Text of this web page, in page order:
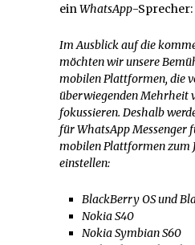
einWhatsApp-Sprecher:
Im Ausblick auf die
möchten wir unsere
mobilen Plattformen, die
überwiegenden Mehrheit
fokussieren. Deshalb
für WhatsApp Messenger
mobilen Plattformen zum
einstellen:
BlackBerry OS und
Nokia S40
Nokia Symbian S60